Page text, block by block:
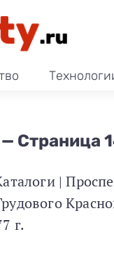
Страница
|
г.